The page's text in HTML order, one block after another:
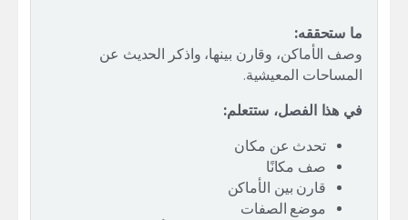
ما ستحققه:
وصف الأماكن، وقارن بينها، واذكر الحديث عن
المساحات المعيشية.
في هذا الفصل، ستتعلم:
تحدث عن مكان
صف مكانًا
قارن بين الأماكن
موضع الصفات